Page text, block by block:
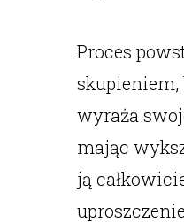
Proces
wyraża
mając
ją